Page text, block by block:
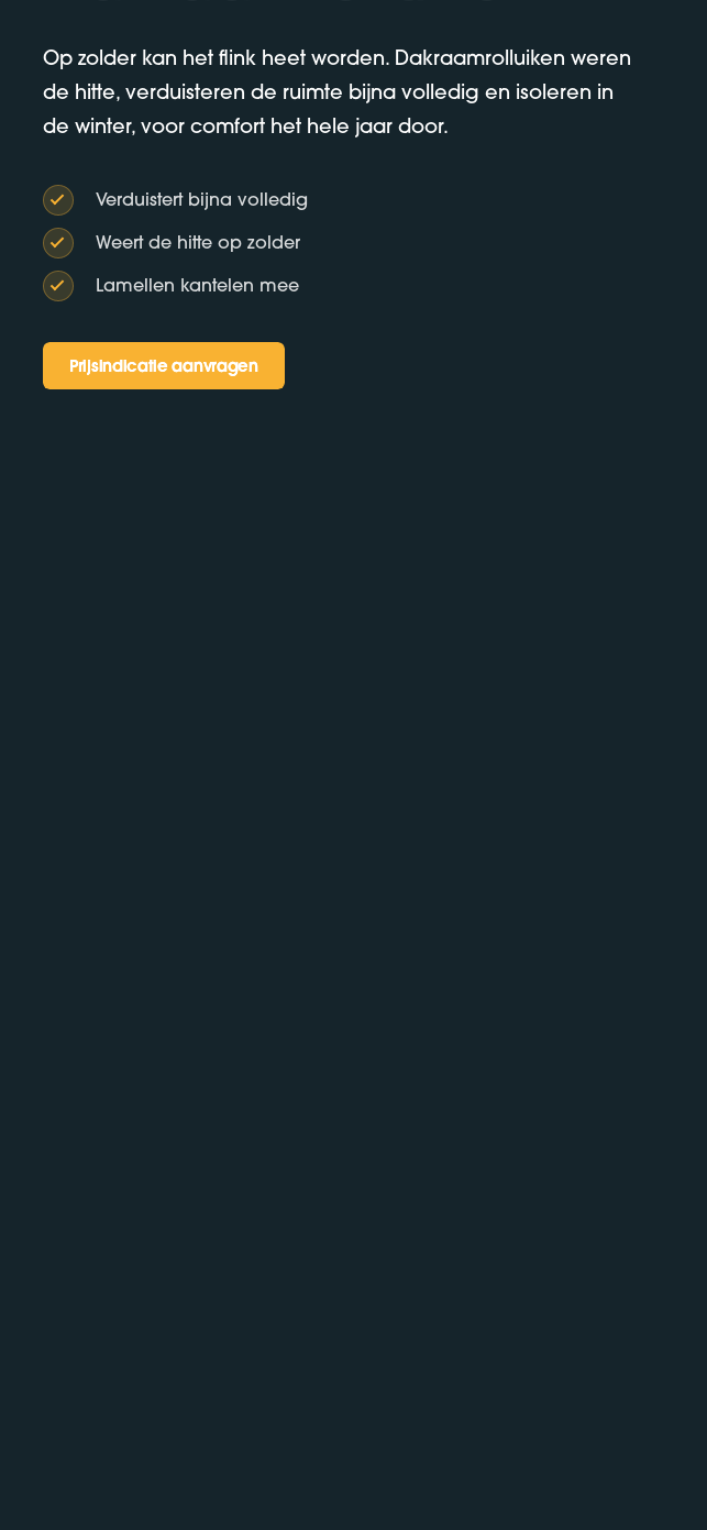
Op zolder kan het flink heet worden. Dakraamrolluiken weren
de hitte, verduisteren de ruimte bijna volledig en isoleren in
de winter, voor comfort het hele jaar door.
Verduistert bijna volledig
Weert de hitte op zolder
Lamellen kantelen mee
Prijsindicatie aanvragen
Prijsindicatie aanvragen